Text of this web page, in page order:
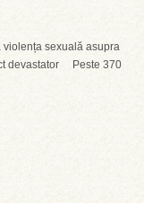
violența sexuală asupra
devastator Peste 370